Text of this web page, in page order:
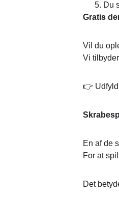
Du
Gratis
Vil du
Vi
👉 Udfyld
En af de
For at
Det